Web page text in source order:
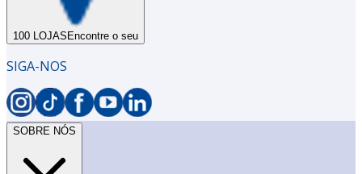
100 LOJAS Encontre o seu
SIGA-NOS
SOBRE NÓS